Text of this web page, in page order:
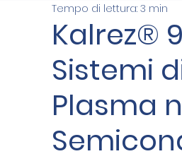
Semiconductors
Kalrez®
Sistemi
Plasma
Tempo di lettura: 3 min